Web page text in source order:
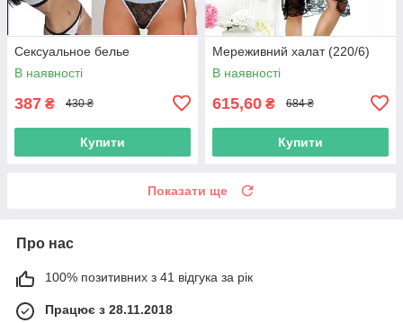
Сексуальное белье
В наявності
387 ₴ 430 ₴
Купити
Мереживний халат (220/6)
В наявності
615,60 ₴ 684 ₴
Купити
Показати ще
Про нас
100% позитивних з 41 відгука за рік
Працює з 28.11.2018